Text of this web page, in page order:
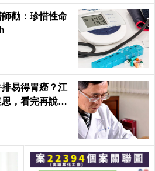
勸：珍惜性命
易得胃癌？江
，看完再說你